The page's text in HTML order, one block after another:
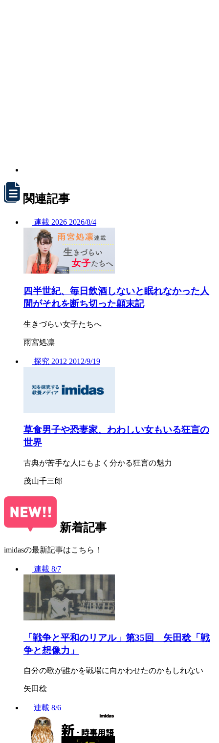
関連記事
連載 2026 2026/8/4
四半世紀、毎日飲酒しないと眠れなかった人
間がそれを断ち切った顛末記
生きづらい女子たちへ
雨宮処凛
探究 2012 2012/9/19
草食男子や恐妻家、わわしい女もいる狂言の
世界
古典が苦手な人にもよく分かる狂言の魅力
茂山千三郎
新着記事
imidasの最新記事はこちら！
連載 8/7
「戦争と平和のリアル」第35回 矢田稔「戦
争と想像力」
自分の歌が誰かを戦場に向かわせたのかもしれない
矢田稔
連載 8/6